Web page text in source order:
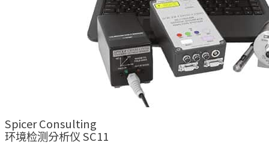
Spicer Consulting
环境检测分析仪 SC11